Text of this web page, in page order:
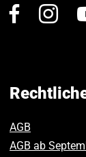
AGB
AGB ab